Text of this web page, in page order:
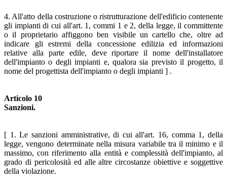
4. All'atto della costruzione o ristrutturazione dell'edificio contenente
gli impianti di cui all'art. 1, commi 1 e 2, della legge, il committente
o il proprietario affiggono ben visibile un cartello che, oltre ad
indicare gli estremi della concessione edilizia ed informazioni
relative alla parte edile, deve riportare il nome dell'installatore
dell'impianto o degli impianti e, qualora sia previsto il progetto, il
nome del progettista dell'impianto o degli impianti ] .
Articolo 10
Sanzioni.
[ 1. Le sanzioni amministrative, di cui all'art. 16, comma 1, della
legge, vengono determinate nella misura variabile tra il minimo e il
massimo, con riferimento alla entità e complessità dell'impianto, al
grado di pericolosità ed alle altre circostanze obiettive e soggettive
della violazione.